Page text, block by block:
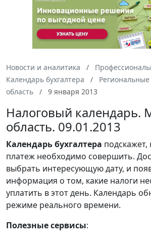
Новости и аналитика
Календарь бухгалтера
Региональные
область
9 января 2013
Налоговый календарь.
область. 09.01.2013
Календарьбухгалтера подскажет,
платеж необходимо совершить.
выбрать интересующую дату, и
информация о том, какие налоги
уплатить в этот день. Календарь
режиме реального времени.
Полезные сервисы: